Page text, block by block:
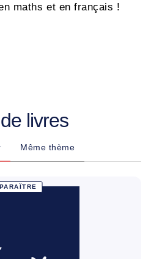
maths et en français !
livres
Même thème